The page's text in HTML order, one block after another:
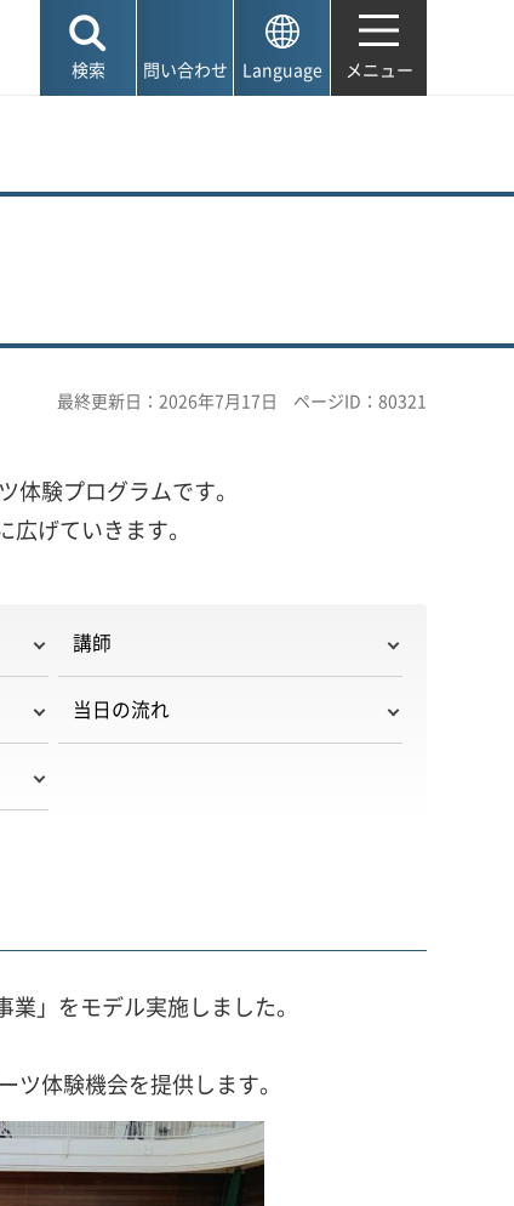
検索 問い合わせ Language メニュー
最終更新日：2026年7月17日 ページID：80321
験プログラムです。
げていきます。
講師
当日の流れ
」をモデル実施しました。
体験機会を提供します。